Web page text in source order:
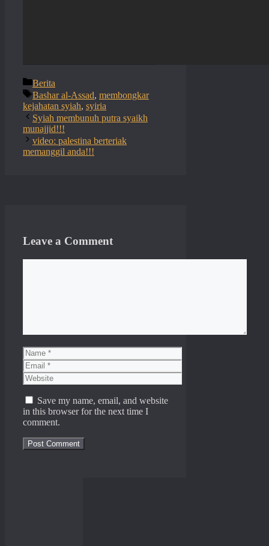
Categories
Berita
Tags
Bashar al-Assad, membongkar
kejahatan syiah, syiria
Syiah membunuh putra syaikh
munajjid!!!
video: palestina berteriak
memanggil anda!!!
Leave a Comment
Name
Email
Website
Save my name, email, and website
in this browser for the next time I
comment.